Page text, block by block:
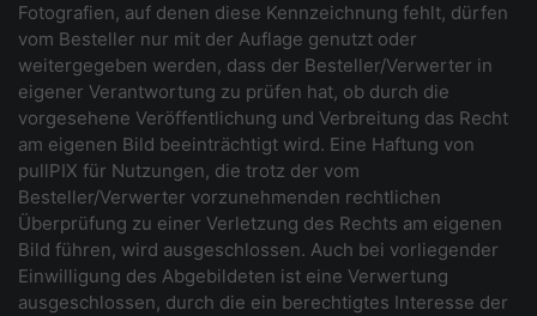
Fotografien, auf denen diese Kennzeichnung fehlt, dürfen
vom Besteller nur mit der Auflage genutzt oder
weitergegeben werden, dass der Besteller/Verwerter in
eigener Verantwortung zu prüfen hat, ob durch die
vorgesehene Veröffentlichung und Verbreitung das Recht
am eigenen Bild beeinträchtigt wird. Eine Haftung von
pullPIX für Nutzungen, die trotz der vom
Besteller/Verwerter vorzunehmenden rechtlichen
Überprüfung zu einer Verletzung des Rechts am eigenen
Bild führen, wird ausgeschlossen. Auch bei vorliegender
Einwilligung des Abgebildeten ist eine Verwertung
ausgeschlossen, durch die ein berechtigtes Interesse der